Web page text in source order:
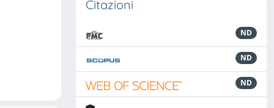
Citazioni
ND
ND
ND